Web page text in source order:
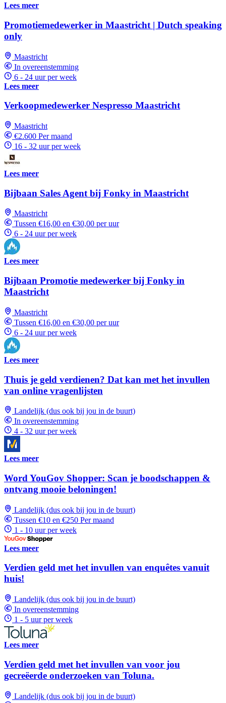
Lees meer
Promotiemedewerker in Maastricht | Dutch speaking
only
Maastricht
In overeenstemming
6 - 24 uur per week
Lees meer
Verkoopmedewerker Nespresso Maastricht
Maastricht
€2.600 Per maand
16 - 32 uur per week
Lees meer
Bijbaan Sales Agent bij Fonky in Maastricht
Maastricht
Tussen €16,00 en €30,00 per uur
6 - 24 uur per week
Lees meer
Bijbaan Promotie medewerker bij Fonky in
Maastricht
Maastricht
Tussen €16,00 en €30,00 per uur
6 - 24 uur per week
Lees meer
Thuis je geld verdienen? Dat kan met het invullen
van online vragenlijsten
Landelijk (dus ook bij jou in de buurt)
In overeenstemming
4 - 32 uur per week
Lees meer
Word YouGov Shopper: Scan je boodschappen &
ontvang mooie beloningen!
Landelijk (dus ook bij jou in de buurt)
Tussen €10 en €250 Per maand
1 - 10 uur per week
Lees meer
Verdien geld met het invullen van enquêtes vanuit
huis!
Landelijk (dus ook bij jou in de buurt)
In overeenstemming
1 - 5 uur per week
Lees meer
Verdien geld met het invullen van voor jou
gecreëerde onderzoeken van Toluna.
Landelijk (dus ook bij jou in de buurt)